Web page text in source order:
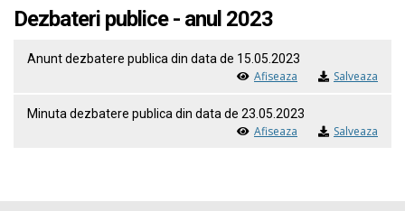
Dezbateri publice - anul 2023
Anunt dezbatere publica din data de 15.05.2023
Afiseaza Salveaza
Minuta dezbatere publica din data de 23.05.2023
Afiseaza Salveaza